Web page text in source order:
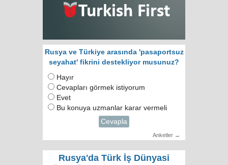
Rusya ve Türkiye arasında 'pasaportsuz
seyahat' fikrini destekliyor musunuz?
Hayır
Cevapları görmek istiyorum
Evet
Bu konuya uzmanlar karar vermeli
Cevapla
Anketler →
Rusya'da Türk İş Dünyasi